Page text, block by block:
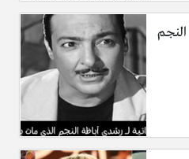
النجم